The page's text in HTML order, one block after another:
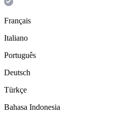
Français
Italiano
Português
Deutsch
Türkçe
Bahasa Indonesia